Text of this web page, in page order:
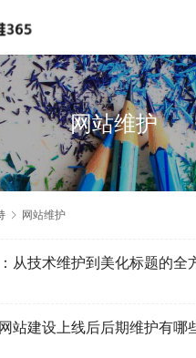
网站维护
网站维护
从技术维护到美化标题的全
站建设上线后后期维护有哪